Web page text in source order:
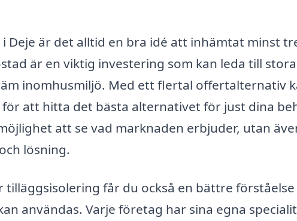
Deje är det alltid en bra idé att inhämtat minst
är en viktig investering som kan leda till stora
inomhusmiljö. Med ett flertal offertalternativ
att hitta det bästa alternativet för just dina
att se vad marknaden erbjuder, utan
lösning.
får du också en bättre
användas. Varje företag har sina egna